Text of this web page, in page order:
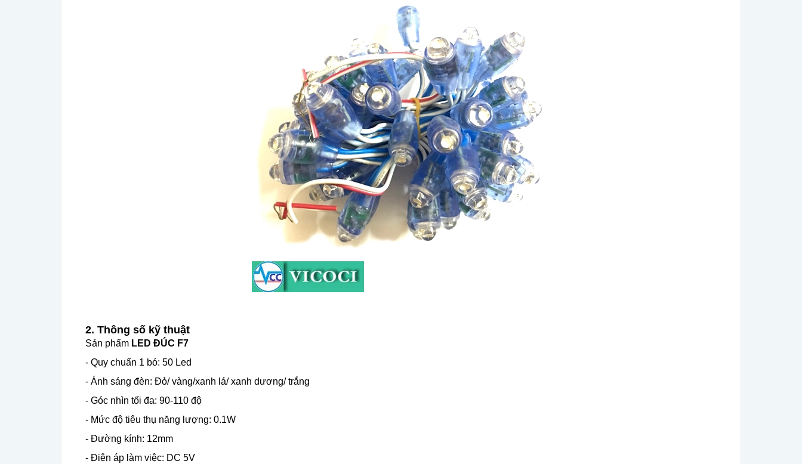
2. Thông số kỹ thuật
Sản phẩm LED ĐÚC F7
- Quy chuẩn 1 bó: 50 Led
- Ánh sáng đèn: Đỏ/ vàng/xanh lá/ xanh dương/ trắng
- Góc nhìn tối đa: 90-110 độ
- Mức độ tiêu thụ năng lượng: 0.1W
- Đường kính: 12mm
- Điện áp làm việc: DC 5V